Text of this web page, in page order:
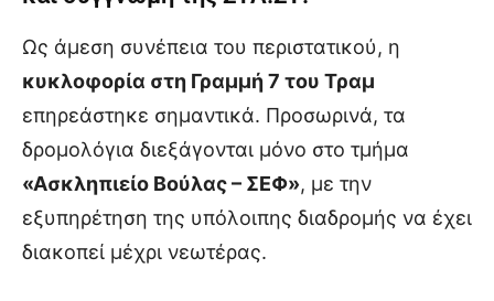
Ως άμεση συνέπεια του περιστατικού, η
κυκλοφορία στη Γραμμή 7 του Τραμ
επηρεάστηκε σημαντικά. Προσωρινά, τα
δρομολόγια διεξάγονται μόνο στο τμήμα
«Ασκληπιείο Βούλας – ΣΕΦ», με την
εξυπηρέτηση της υπόλοιπης διαδρομής να έχει
διακοπεί μέχρι νεωτέρας.